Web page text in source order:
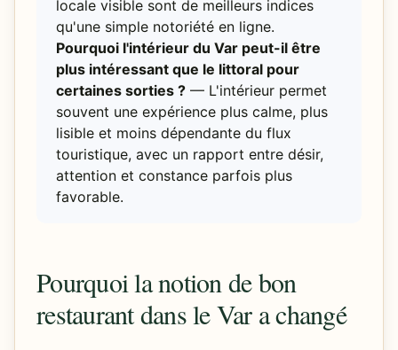
locale visible sont de meilleurs indices
qu'une simple notoriété en ligne.
Pourquoi l'intérieur du Var peut-il être
plus intéressant que le littoral pour
certaines sorties ? — L'intérieur permet
souvent une expérience plus calme, plus
lisible et moins dépendante du flux
touristique, avec un rapport entre désir,
attention et constance parfois plus
favorable.
Pourquoi la notion de bon
restaurant dans le Var a changé